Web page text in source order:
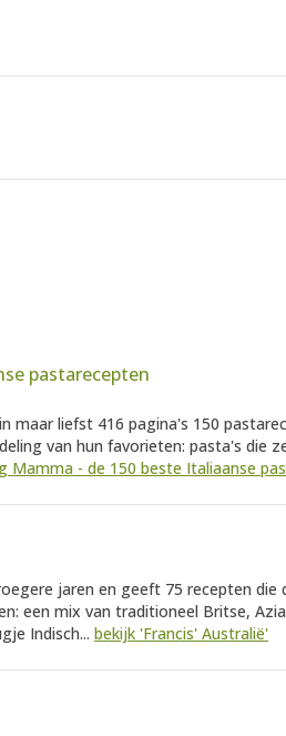
pastarecepten
maar liefst 416 pagina's 150
van hun favorieten: pasta's die
Mamma - de 150 beste Italiaanse
jaren en geeft 75 recepten die
een mix van traditioneel Britse,
Indisch... bekijk 'Francis' Australië'